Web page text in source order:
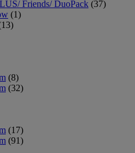
Friends/ DuoPack (37)
(1)
(8)
(32)
(17)
(91)